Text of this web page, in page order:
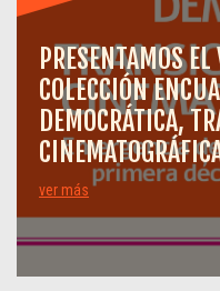
PRESENTAMOS
COLECCIÓN
DEMOCRÁTICA,
ver más